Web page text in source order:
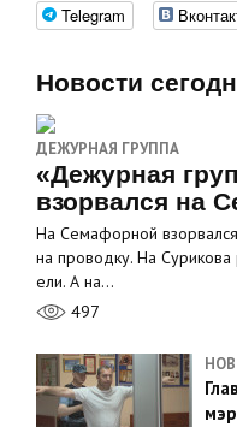
Telegram
Новости
ДЕЖУРНАЯ ГРУППА
«Дежурная
взорвался на
На Семафорной
на проводку. На
ели. А на…
497